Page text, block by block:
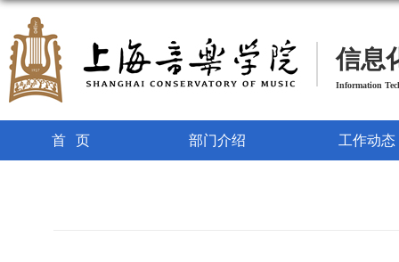
信息
Information
首页 部门介绍 工作动态